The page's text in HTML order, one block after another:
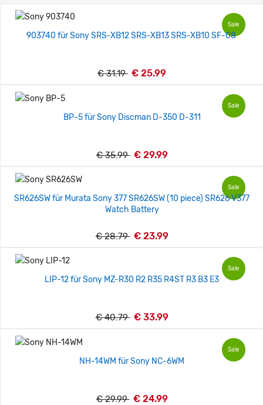
Sale
903740 für Sony SRS-XB12 SRS-XB13 SRS-XB10 SF-08
€ 31.19 € 25.99
Sale
BP-5 für Sony Discman D-350 D-311
€ 35.99 € 29.99
Sale
SR626SW für Murata Sony 377 SR626SW (10 piece) SR626 V377
Watch Battery
€ 28.79 € 23.99
Sale
LIP-12 für Sony MZ-R30 R2 R35 R4ST R3 B3 E3
€ 40.79 € 33.99
Sale
NH-14WM für Sony NC-6WM
€ 29.99 € 24.99